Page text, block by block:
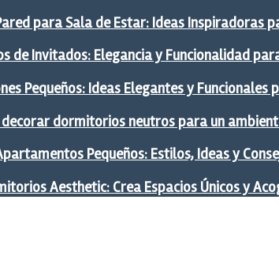
para Sala de Estar: Ideas Inspiradoras
de Invitados: Elegancia y Funcionalidad
Pequeños: Ideas Elegantes y
decorar dormitorios neutros para un
Pequeños: Estilos, Ideas y
Aesthetic: Crea Espacios Únicos y